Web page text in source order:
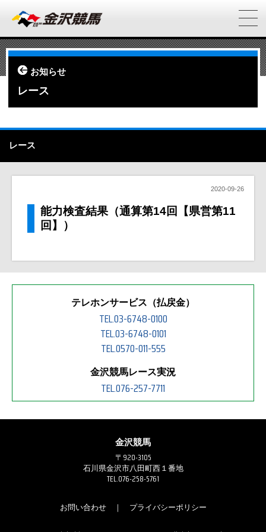
お知らせ
レース
レース
2020-09-26
能力検査結果（通算第14回【県営第11
回】）
テレホンサービス（払戻金）
TEL.03-6748-0100
TEL.03-6748-0101
TEL.0570-011-555
金沢競馬レース実況
TEL.076-257-7711
金沢競馬
〒920-3105
石川県金沢市八田町西１番地
TEL.076-258-5761
お問い合わせ｜ プライバシーポリシー